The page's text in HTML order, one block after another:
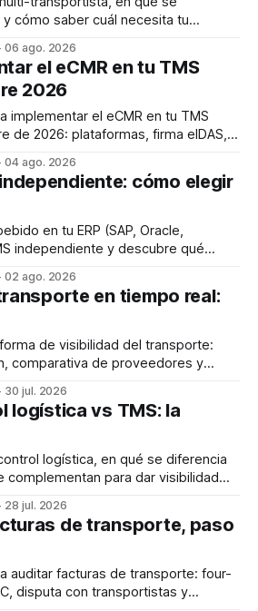
cómo saber cuál necesita tu
06 ago. 2026
el eCMR en tu TMS
2026
implementar el eCMR en tu TMS
de 2026: plataformas, firma eIDAS,
04 ago. 2026
cómo elegir
en tu ERP (SAP, Oracle,
independiente y descubre qué
02 ago. 2026
en tiempo real:
de visibilidad del transporte:
comparativa de proveedores y
30 jul. 2026
logística vs TMS: la
logística, en qué se diferencia
complementan para dar visibilidad
28 jul. 2026
de transporte, paso
auditar facturas de transporte: four-
disputa con transportistas y